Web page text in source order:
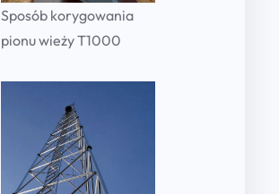
Sposób korygowania
pionu wieży T1000